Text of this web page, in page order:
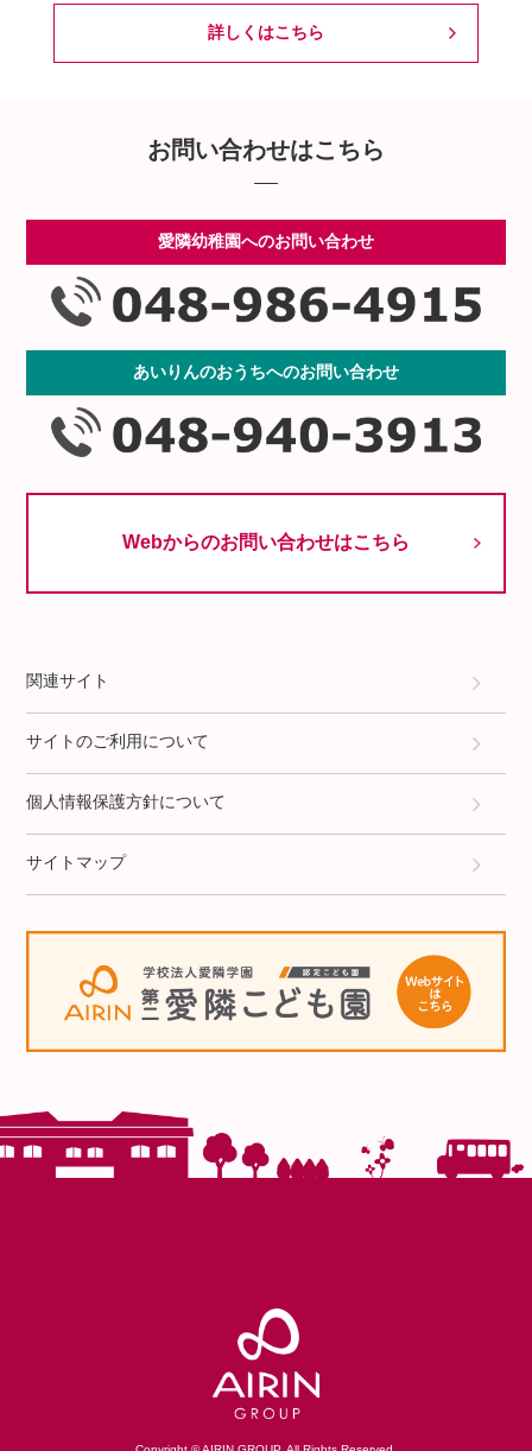
詳しくはこちら
お問い合わせはこちら
愛隣幼稚園へのお問い合わせ
あいりんのおうちへのお問い合わせ
Webからのお問い合わせはこちら
関連サイト
サイトのご利用について
個人情報保護方針について
サイトマップ